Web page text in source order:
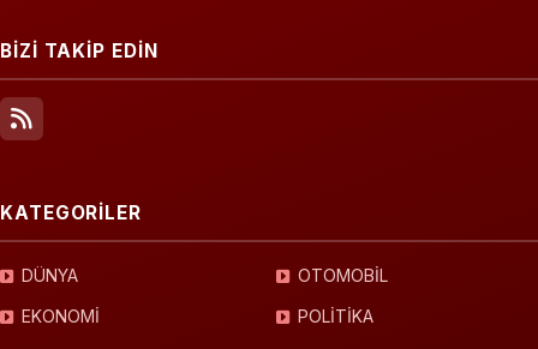
BİZİ TAKİP EDİN
KATEGORİLER
DÜNYA
EKONOMİ
OTOMOBİL
POLİTİKA